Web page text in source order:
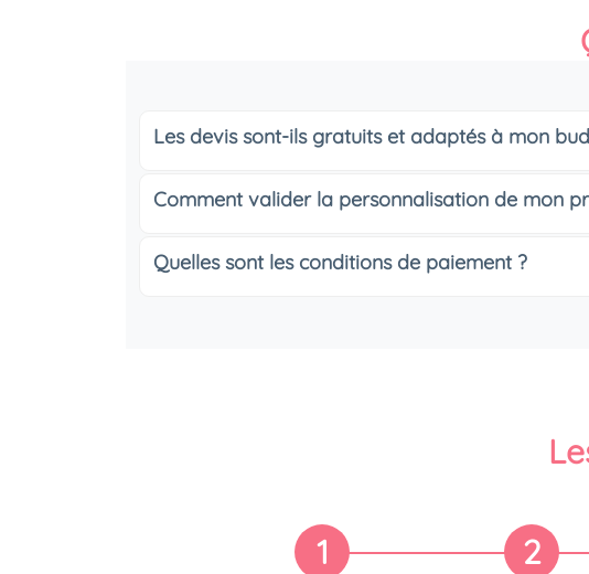
Les devis sont-ils gratuits et adaptés à mon
Comment valider la personnalisation de mon
Quelles sont les conditions de paiement ?
1 2